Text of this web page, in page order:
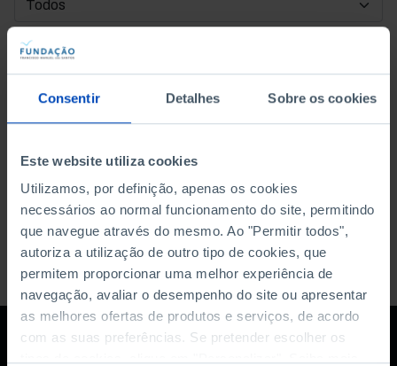
Consentir Detalhes Sobre os cookies
Este website utiliza cookies
Utilizamos, por definição, apenas os cookies
necessários ao normal funcionamento do site, permitindo
que navegue através do mesmo. Ao "Permitir todos",
autoriza a utilização de outro tipo de cookies, que
permitem proporcionar uma melhor experiência de
navegação, avaliar o desempenho do site ou apresentar
as melhores ofertas de produtos e serviços, de acordo
com as suas preferências. Se pretender escolher os
DATA DE INÍCIO
DATA DE FIM